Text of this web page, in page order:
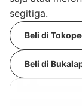
segitiga.
Beli di
Beli di